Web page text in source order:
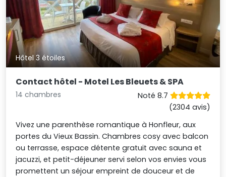
Hôtel 3 étoiles
Contact hôtel - Motel Les Bleuets & SPA
14 chambres
Noté 8.7
(2304 avis)
Vivez une parenthèse romantique à Honfleur, aux
portes du Vieux Bassin. Chambres cosy avec balcon
ou terrasse, espace détente gratuit avec sauna et
jacuzzi, et petit-déjeuner servi selon vos envies vous
promettent un séjour empreint de douceur et de